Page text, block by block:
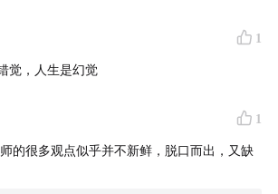
自己25岁之后没有“资格”进入爱情
挟的青年人出路在哪里
化不同，中国青年有属于自己文化的
分早熟，长者的建议往往都是来自自
电脑输入的巨大难题，如今却在训练AI时，获
字的效率和想象空间。
”是最有中国特色的哲学思想。
1
觉，人生是幻觉
1
的很多观点似乎并不新鲜，脱口而出，又缺